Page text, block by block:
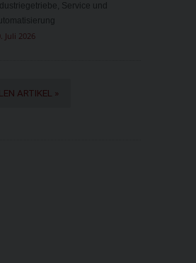
Service und
Juli 2026
ARTIKEL »